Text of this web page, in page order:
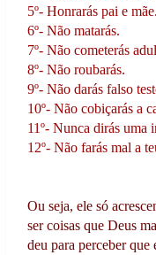
5º- Honrarás pai e mãe.
6º- Não matarás.
7º- Não cometerás
8º- Não roubarás.
9º- Não darás falso
10º- Não cobiçarás a
11º- Nunca dirás uma
12º- Não farás mal a
Ou seja, ele só
ser coisas que Deus
deu para perceber